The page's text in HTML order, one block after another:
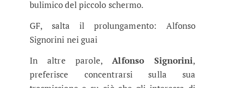
bulimico del piccolo schermo.
GF, salta il prolungamento: Alfonso
Signorini nei guai
In altre parole,Alfonso Signorini,
preferisce concentrarsi sulla sua